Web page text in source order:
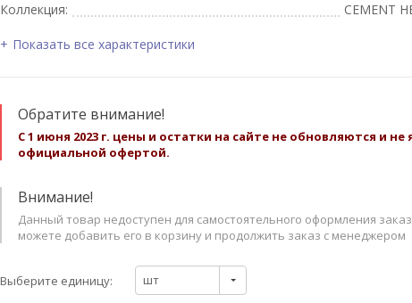
Коллекция:
CEMENT
Показать все характеристики
Обратите внимание!
С 1 июня 2023 г. цены и остатки на сайте не обновляются и не
официальной офертой.
Внимание!
Данный товар недоступен для самостоятельного оформления
можете добавить его в корзину и продолжить заказ с менеджером
Выберите единицу: шт